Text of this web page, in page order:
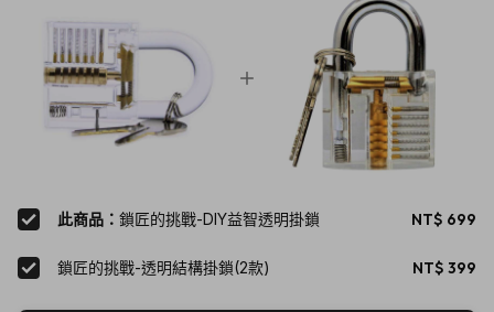
▲全套零件與工具，讓你從頭窺探鎖的奧秘。
此商品： 鎖匠的挑戰-DIY益智透明掛鎖 NT$ 699
鎖匠的挑戰-透明結構掛鎖(2款) NT$ 399